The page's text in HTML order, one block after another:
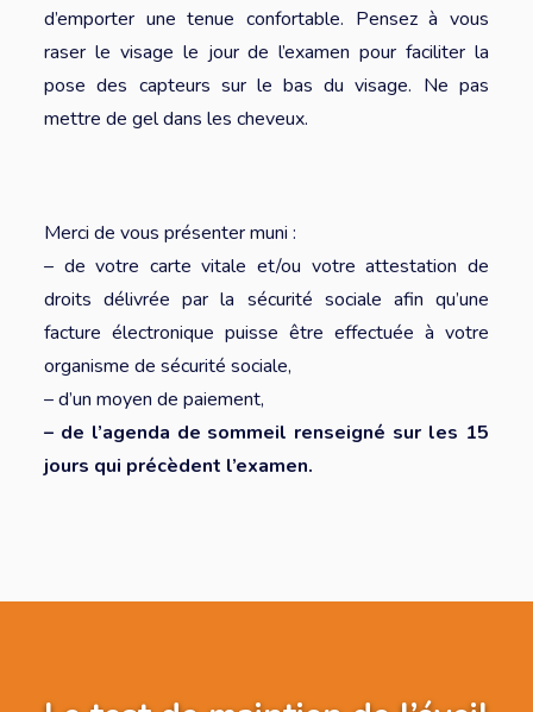
d’emporter une tenue confortable. Pensez à vous
raser le visage le jour de l’examen pour faciliter la
pose des capteurs sur le bas du visage. Ne pas
mettre de gel dans les cheveux.
Merci de vous présenter muni :
– de votre carte vitale et/ou votre attestation de
droits délivrée par la sécurité sociale afin qu’une
facture électronique puisse être effectuée à votre
organisme de sécurité sociale,
– d’un moyen de paiement,
– de l’agenda de sommeil renseigné sur les 15
jours qui précèdent l’examen.